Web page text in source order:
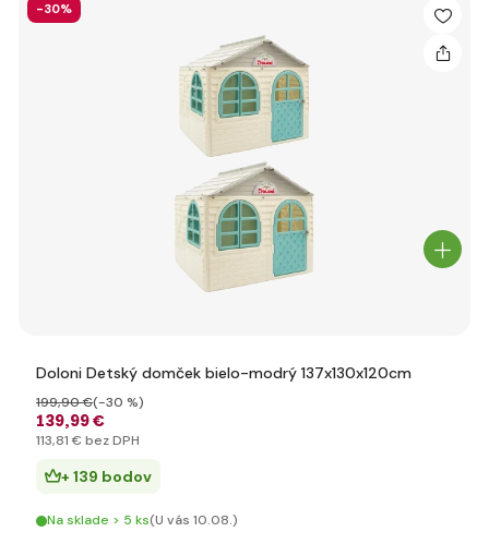
-30%
Doloni Detský domček bielo-modrý 137x130x120cm
139,99 €
199,90 €(-30 %)
113,81 € bez DPH
+ 139 bodov
Na sklade > 5 ks(U vás 10.08.)